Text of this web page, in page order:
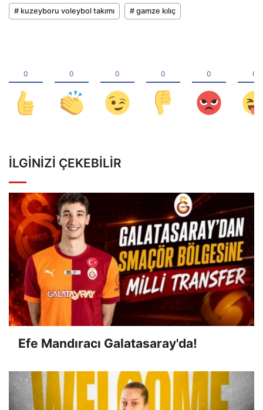
# kuzeyboru voleybol takımı # gamze kılıç
İLGINIZI ÇEKEBILIR
Efe Mandıracı Galatasaray'da!